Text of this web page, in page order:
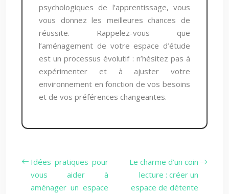
psychologiques de l’apprentissage, vous
vous donnez les meilleures chances de
réussite. Rappelez-vous que
l’aménagement de votre espace d’étude
est un processus évolutif : n’hésitez pas à
expérimenter et à ajuster votre
environnement en fonction de vos besoins
et de vos préférences changeantes.
Idées pratiques pour
vous aider à
aménager un espace
Le charme d’un coin
lecture : créer un
espace de détente